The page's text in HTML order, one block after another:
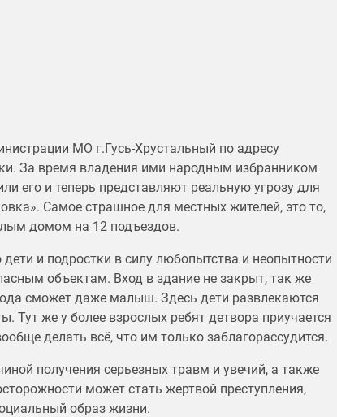
МО г.Гусь-Хрустальный по адресу
За время владения ими народным избранником
его и теперь представляют реальную угрозу для
Самое страшное для местных жителей, это то,
домом на 12 подъездов.
и подростки в силу любопытства и неопытности
объектам. Вход в здание не закрыт, так же
сможет даже малыш. Здесь дети развлекаются
Тут же у более взрослых ребят детвора приучается
делать всё, что им только заблагорассудится.
получения серьезных травм и увечий, а также
может стать жертвой преступления,
образ жизни.